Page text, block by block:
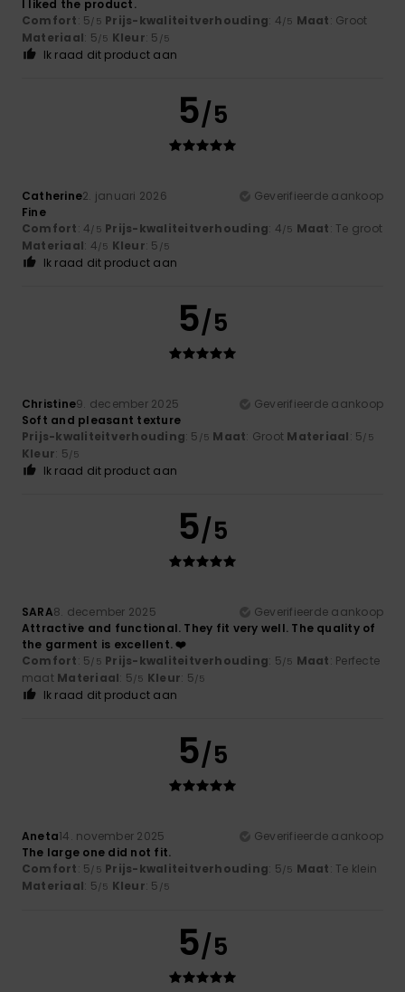
I liked the product.
Comfort: 5/5 Prijs-kwaliteitverhouding: 4/5 Maat: Groot
Materiaal: 5/5 Kleur: 5 /5
Ik raad dit product aan
5/5
Catherine2. januari 2026
Geverifieerde aankoop
Fine
Comfort: 4/5 Prijs-kwaliteitverhouding: 4/5 Maat: Te groot
Materiaal: 4/5 Kleur: 5 /5
Ik raad dit product aan
5/5
Christine9. december 2025
Geverifieerde aankoop
Soft and pleasant texture
Prijs-kwaliteitverhouding: 5 /5 Maat: Groot Materiaal: 5/5
Kleur: 5/5
Ik raad dit product aan
5/5
SARA8. december 2025
Geverifieerde aankoop
Attractive and functional. They fit very well. The quality of
the garment is excellent. ❤️
Comfort: 5/5 Prijs-kwaliteitverhouding: 5/5 Maat: Perfecte
maat Materiaal: 5/5 Kleur: 5/5
Ik raad dit product aan
5/5
Aneta14. november 2025
Geverifieerde aankoop
The large one did not fit.
Comfort: 5/5 Prijs-kwaliteitverhouding: 5/5 Maat: Te klein
Materiaal: 5/5 Kleur: 5 /5
5/5